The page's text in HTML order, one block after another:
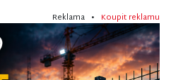
Reklama • Koupit reklamu